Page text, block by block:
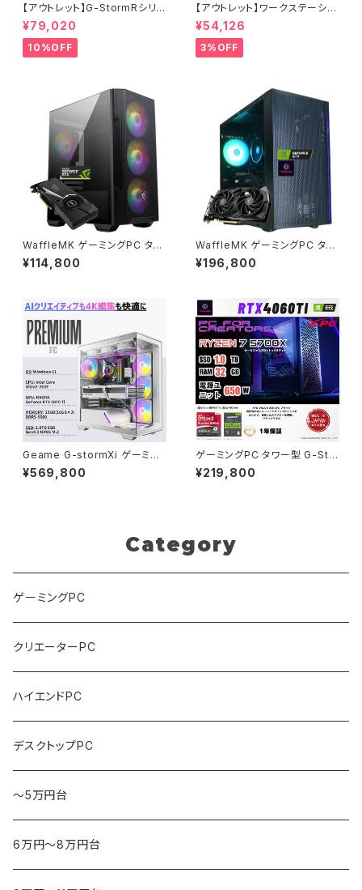
【アウトレット】G-StormRシリ
ーズ GeForce RTX 2070 Su
per Core i7-8700 16GBメモ
リ SSD1.0TB Windows11 ゲ
ーミングPC 90日保証
¥79,020
10%OFF
【アウトレット】ワークステーショ
ン Quadro P2000搭載 HP Z
4G4 Xeon W-2133 16GBメ
モリ SSD256GB + HDD1TB
プロ仕様 90日保証
¥54,126
3%OFF
WaffleMK ゲーミングPC タワ
ー型 G-Stormシリーズ AMD
GeForce 16GBメモリ Windo
0 M100R ブラック B0CXJ1GC
5Z
¥114,800
WaffleMK ゲーミングPC タワ
ー型 G-Stormシリーズ AMD
GeForce 16GBメモリ Windo
60 H18 ブラック B0CXHKZR2
T
¥196,800
Geame G-stormXi ゲーミン
グPC｜RTX5070 Ti / Core
Ultra 7 265F｜32GB / 2TB
¥569,800
ゲーミングPC タワー型 G-Sto
rmXi Geforce RTX 4060 Ti
Ryzen7 5700X 32GBメモリ
¥219,800
Category
ゲーミングPC
クリエーターPC
ハイエンドPC
デスクトップPC
～5万円台
6万円～8万円台